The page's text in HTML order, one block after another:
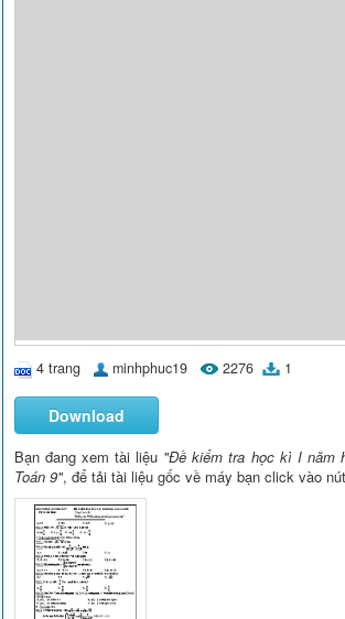
4 trang minhphuc19 2276 1
Download
Bạn đang xem tài liệu "Đề kiểm tra học kì I năm
Toán 9", để tải tài liệu gốc về máy bạn click vào nút